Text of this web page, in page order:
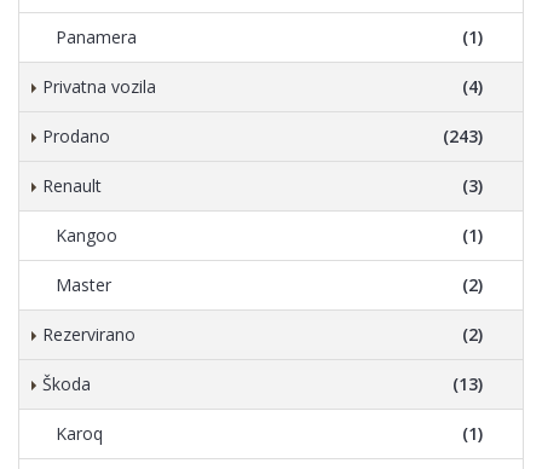
Panamera (1)
Privatna vozila (4)
Prodano (243)
Renault (3)
Kangoo (1)
Master (2)
Rezervirano (2)
Škoda (13)
Karoq (1)